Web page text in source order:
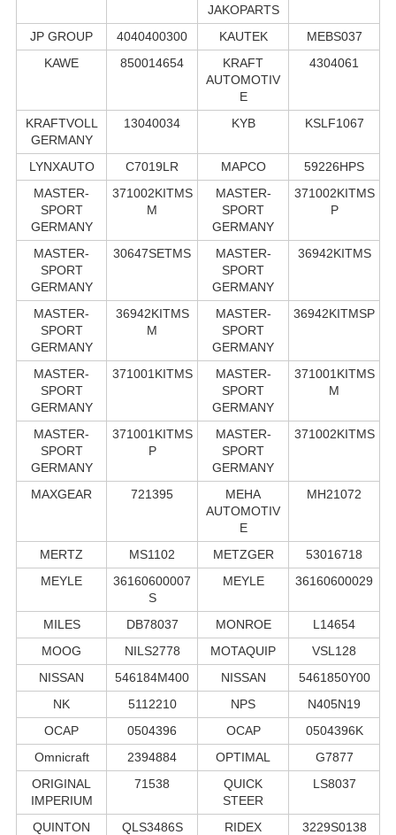
JAKOPARTS
JP GROUP 4040400300 KAUTEK
MEBS037
KAWE
850014654
KRAFT
AUTOMOTIV
E
4304061
KRAFTVOLL
GERMANY
13040034 KYB KSLF1067
LYNXAUTO C7019LR MAPCO
59226HPS
MASTER-
SPORT
GERMANY
371002KITMS
M
MASTER-
SPORT
GERMANY
371002KITMS
P
MASTER-
SPORT
GERMANY
30647SETMS
MASTER-
SPORT
GERMANY
36942KITMS
MASTER-
SPORT
GERMANY
36942KITMS
M
MASTER-
SPORT
GERMANY
36942KITMSP
MASTER-
SPORT
GERMANY
371001KITMS
MASTER-
SPORT
GERMANY
371001KITMS
M
MASTER-
SPORT
GERMANY
371001KITMS
P
MASTER-
SPORT
GERMANY
371002KITMS
MAXGEAR 721395
MEHA
AUTOMOTIV
E
MH21072
MERTZ MS1102 METZGER
53016718
MEYLE
36160600007
S
MEYLE 36160600029
MILES DB78037 MONROE
L14654
MOOG
NILS2778 MOTAQUIP
VSL128
NISSAN
546184M400 NISSAN
5461850Y00
NK
5112210 NPS
N405N19
OCAP
0504396 OCAP
0504396K
Omnicraft
2394884 OPTIMAL
G7877
ORIGINAL
IMPERIUM
71538
QUICK
STEER
LS8037
QUINTON
QLS3486S RIDEX 3229S0138